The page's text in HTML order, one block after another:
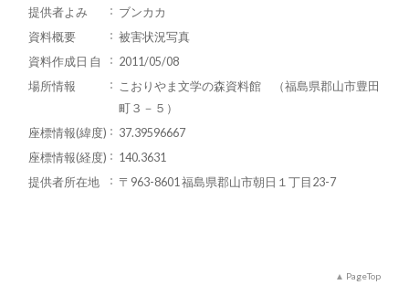
提供者よみ
ブンカカ
資料概要
被害状況写真
資料作成日 自
2011/05/08
場所情報
こおりやま文学の森資料館 （福島県郡山市豊田
町３－５）
座標情報(緯度)
37.39596667
座標情報(経度)
140.3631
提供者所在地
〒963-8601 福島県郡山市朝日１丁目23-7
PageTop